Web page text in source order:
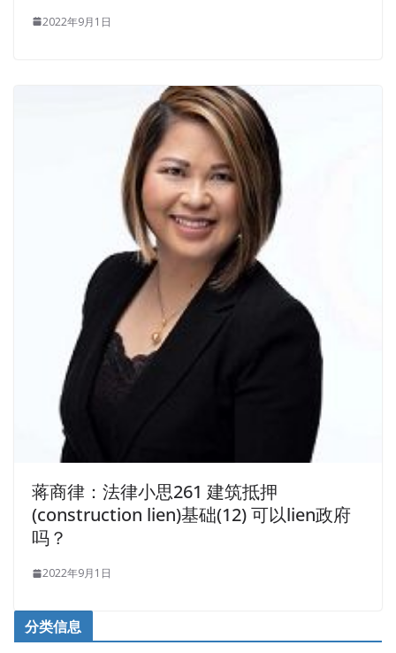
2022年9月1日
蒋商律：法律小思261 建筑抵押
(construction lien)基础(12) 可以lien政府
吗？
2022年9月1日
分类信息